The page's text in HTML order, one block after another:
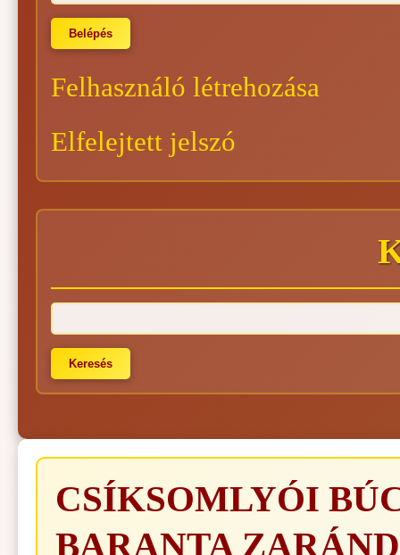
Felhasználó létrehozása
Elfelejtett jelszó
CSÍKSOMLYÓI
BARANTA